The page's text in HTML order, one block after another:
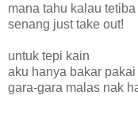
mana tahu kalau
senang just take out!
untuk tepi kain
aku hanya bakar
gara-gara malas nak